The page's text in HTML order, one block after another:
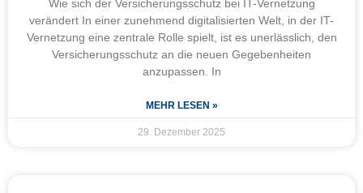
Wie sich der Versicherungsschutz bei IT-Vernetzung
verändert In einer zunehmend digitalisierten Welt, in der IT-
Vernetzung eine zentrale Rolle spielt, ist es unerlässlich, den
Versicherungsschutz an die neuen Gegebenheiten
anzupassen. In
MEHR LESEN »
29. Dezember 2025